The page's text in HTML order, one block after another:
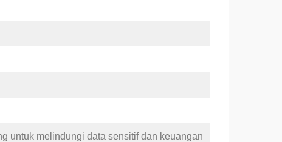
untuk melindungi data sensitif dan keuangan